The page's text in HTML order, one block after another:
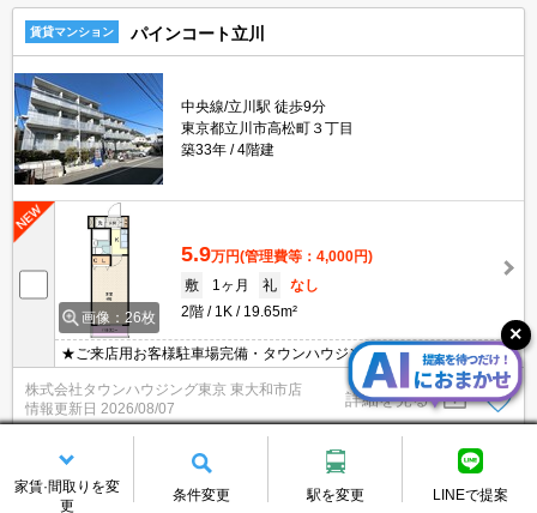
賃貸マンション パインコート立川
中央線/立川駅 徒歩9分
東京都立川市高松町３丁目
築33年
4階建
画像：26枚
5.9万円(管理費等：4,000円)
敷
1ヶ月 礼
なし
2階
1K 19.65m²
★ご来店用お客様駐車場完備・タウンハウジング東大和市店★
株式会社タウンハウジング東京 東大和市店
情報更新日 2026/08/07
詳細を見る
5.9
家賃·間取りを変
更
条件変更 駅を変更 LINEで提案